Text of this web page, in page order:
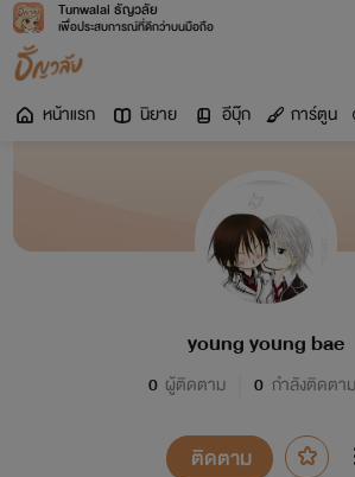
Tunwalai ธัญวลัย
เพื่อประสบการณ์ที่ดีกว่าบนมือถือ
หน้าแรก นิยาย อีบุ๊ก การ์ตูน
young young bae
0 ผู้ติดตาม 0 กำลังติดตาม
ติดตาม